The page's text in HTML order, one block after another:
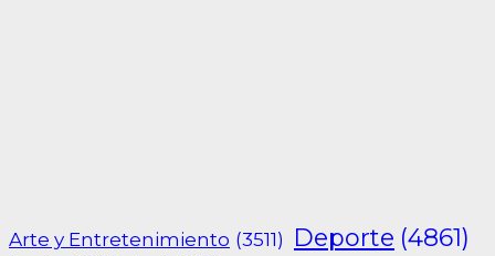
Arte y Entretenimiento (3511) Deporte (4861)